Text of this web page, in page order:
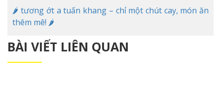
🌶️ tương ớt a tuấn khang – chỉ một chút cay, món ăn
thêm mê! 🌶️
BÀI VIẾT LIÊN QUAN